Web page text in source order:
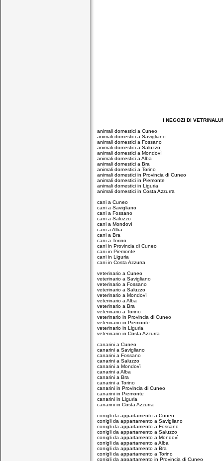
I NEGOZI DI
animali domestici a Cuneo
animali domestici a Savigliano
animali domestici a Fossano
animali domestici a Saluzzo
animali domestici a Mondovì
animali domestici a Alba
animali domestici a Bra
animali domestici a Torino
animali domestici in Provincia di Cuneo
animali domestici in Piemonte
animali domestici in Liguria
animali domestici in Costa Azzurra
cani a Cuneo
cani a Savigliano
cani a Fossano
cani a Saluzzo
cani a Mondovì
cani a Alba
cani a Bra
cani a Torino
cani in Provincia di Cuneo
cani in Piemonte
cani in Liguria
cani in Costa Azzurra
veterinario a Cuneo
veterinario a Savigliano
veterinario a Fossano
veterinario a Saluzzo
veterinario a Mondovì
veterinario a Alba
veterinario a Bra
veterinario a Torino
veterinario in Provincia di Cuneo
veterinario in Piemonte
veterinario in Liguria
veterinario in Costa Azzurra
canarini a Cuneo
canarini a Savigliano
canarini a Fossano
canarini a Saluzzo
canarini a Mondovì
canarini a Alba
canarini a Bra
canarini a Torino
canarini in Provincia di Cuneo
canarini in Piemonte
canarini in Liguria
canarini in Costa Azzurra
conigli da appartamento a Cuneo
conigli da appartamento a Savigliano
conigli da appartamento a Fossano
conigli da appartamento a Saluzzo
conigli da appartamento a Mondovì
conigli da appartamento a Alba
conigli da appartamento a Bra
conigli da appartamento a Torino
conigli da appartamento in Provincia di Cuneo